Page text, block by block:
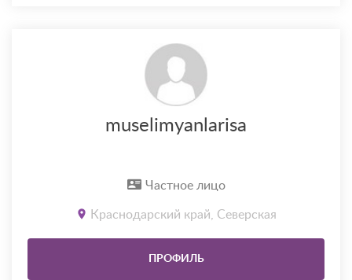
muselimyanlarisa
Частное лицо
Краснодарский край, Северская
ПРОФИЛЬ